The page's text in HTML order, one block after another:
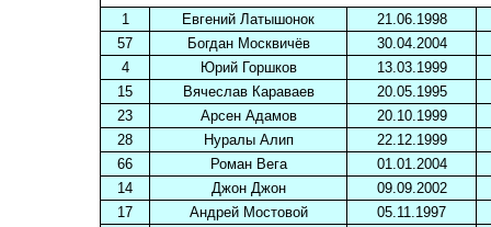
1 Евгений Латышонок
21.06.1998
57
Богдан Москвичёв
30.04.2004
4
Юрий Горшков
13.03.1999
15
Вячеслав Караваев
20.05.1995
23
Арсен Адамов
20.10.1999
28
Нуралы Алип
22.12.1999
66
Роман Вега
01.01.2004
14
Джон Джон
09.09.2002
17
Андрей Мостовой
05.11.1997